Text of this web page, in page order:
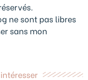
ne sont pas libres
sans mon